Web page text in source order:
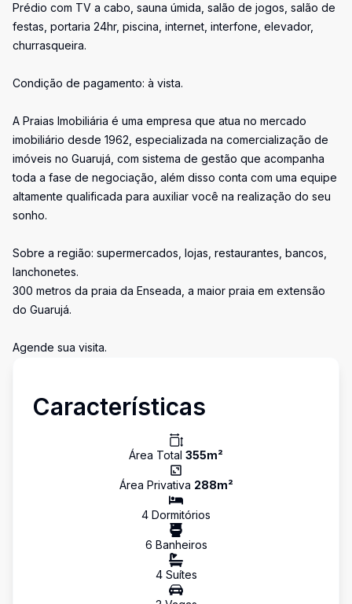
Prédio com TV a cabo, sauna úmida, salão de jogos, salão de
festas, portaria 24hr, piscina, internet, interfone, elevador,
churrasqueira.
Condição de pagamento: à vista.
A Praias Imobiliária é uma empresa que atua no mercado
imobiliário desde 1962, especializada na comercialização de
imóveis no Guarujá, com sistema de gestão que acompanha
toda a fase de negociação, além disso conta com uma equipe
altamente qualificada para auxiliar você na realização do seu
sonho.
Sobre a região: supermercados, lojas, restaurantes, bancos,
lanchonetes.
300 metros da praia da Enseada, a maior praia em extensão
do Guarujá.
Agende sua visita.
Características
Área Total 355m²
Área Privativa 288m²
4 Dormitórios
6 Banheiros
4Suítes